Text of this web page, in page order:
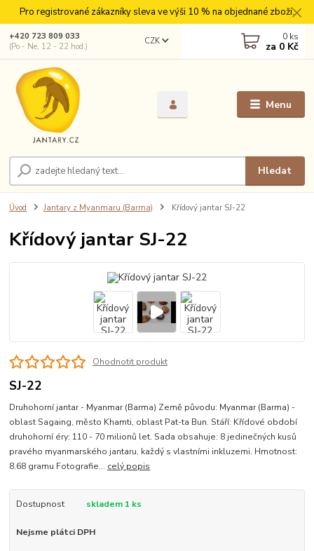
Pro registrované zákazníky sleva ve výši 10 % na objednané zboží.
Menu
CZK
Hledat
+420 723 809 033
(Po - Ne, 12 - 22 hod.)
0 ks
za 0 Kč
Úvod Jantary z Myanmaru (Barma) Křídový jantar SJ-22
Křídový jantar SJ-22
Ohodnotit produkt
SJ-22
Druhohorní jantar - Myanmar (Barma) Země původu: Myanmar (Barma) -
oblast Sagaing, město Khamti, oblast Pat-ta Bun. Stáří: Křídové období
druhohorní éry: 110 - 70 milionů let. Sada obsahuje: 8 jedinečných kusů
pravého myanmarského jantaru, každý s vlastními inkluzemi. Hmotnost:
8.68 gramu Fotografie... celý popis
Dostupnost skladem 1 ks
Nejsme plátci DPH